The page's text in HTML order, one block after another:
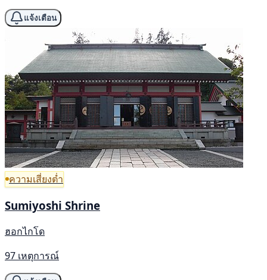
แจ้งเตือน
ความเสี่ยงต่ำ
Sumiyoshi Shrine
ฮอกไกโด
97 เหตุการณ์